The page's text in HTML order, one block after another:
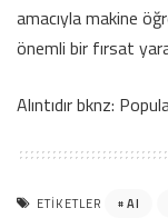
amacıyla makine
önemli bir fırsat
Alıntıdır bknz:
ETIKETLER Al